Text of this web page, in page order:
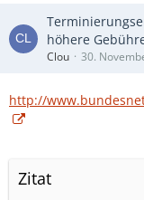
höhere
Clou 30.
http://
Zitat